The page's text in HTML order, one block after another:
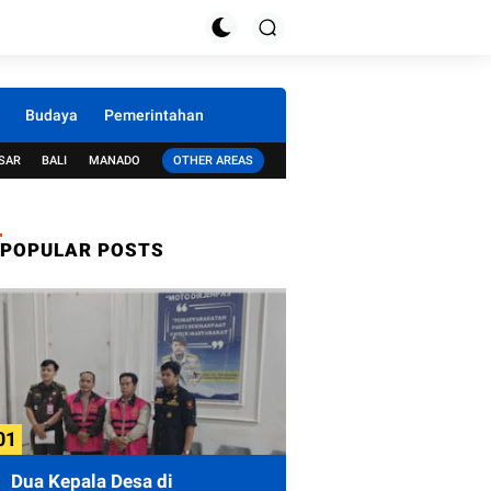
Budaya Pemerintahan
BALI MANADO OTHER AREAS
POPULAR POSTS
Dua Kepala Desa di